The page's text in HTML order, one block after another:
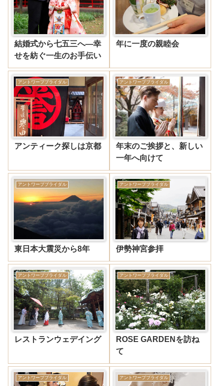
結婚式から七五三へ―幸
せを紡ぐ一生のお手伝い
年に一度の親睦会
アントワープブライダル
アンティーク探しは京都
アントワープブライダル
年末のご挨拶と、新しい
一年へ向けて
アントワープブライダル
東日本大震災から8年
アントワープブライダル
伊勢神宮参拝
アントワープブライダル
レストランウェデイング
アントワープブライダル
ROSE GARDENを訪ね
て
アントワープブライダル アントワープブライダル